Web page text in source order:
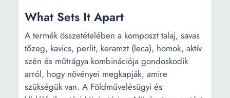
What Sets It Apart
A termék összetételében a komposzt talaj, savas
tőzeg, kavics, perlit, keramzt (leca), homok, aktív
szén és műtrágya kombinációja gondoskodik
arról, hogy növényei megkapják, amire
szükségük van. A Földművelésügyi és